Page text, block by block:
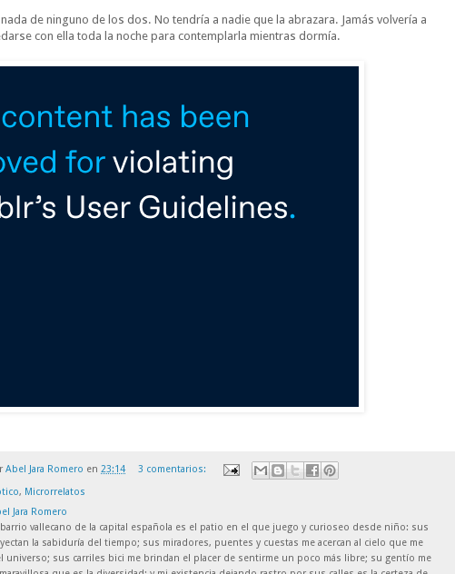
de ninguno de los dos. No tendría a nadie que la abrazara. Jamás volvería a
con ella toda la noche para contemplarla mientras dormía.
Abel Jara Romero en 23:14
3 comentarios:
, Microrrelatos
Jara Romero
barrio vallecano de la capital española es el patio en el que juego y curioseo desde niño: sus
la sabiduría del tiempo; sus miradores, puentes y cuestas me acercan al cielo que me
universo; sus carriles bici me brindan el placer de sentirme un poco más libre; su gentío me